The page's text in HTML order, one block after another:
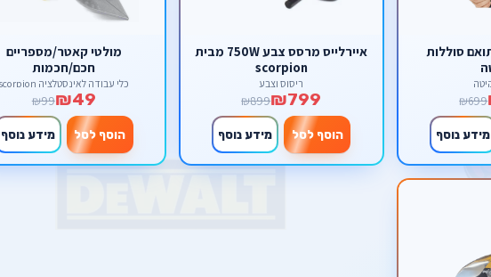
סוללות
₪699
מידע נוסף
איירלייס מרסס צבע 750W מבית
scorpion
ריסוס וצבע
₪799
₪899
הוסף לסל מידע נוסף
מולטי קאטר/מספריים
חכם/חכמות
כלי עבודה לאינסטלציה scorpion
₪49
₪99
הוסף לסל מידע נוסף